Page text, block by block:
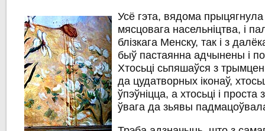
Усё гэта, вядома
мясцовага насельніцтва, і
блізкага Менску, так і з
быў пастаянна адчынены і
Хтосьці сьпяшаўся з
да цудатворных іконаў,
ўпэўніцца, а хтосьці і проста
ўвага да зьявы